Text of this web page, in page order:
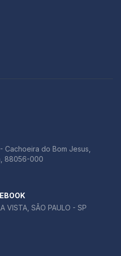
Cachoeira do Bom Jesus,
88056-000
VISTA, SÃO PAULO - SP